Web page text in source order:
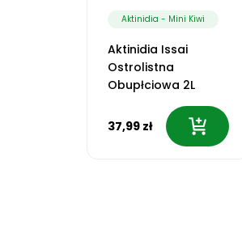
Aktinidia - Mini Kiwi
Aktinidia Issai
Ostrolistna
Obupłciowa 2L
37,99 zł